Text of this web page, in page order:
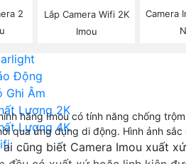
Trọn Bộ
Dùng
Động
Ghi Âm
Lượng 2K
Lượng 4K
2
Lắp Camera Wifi 2K
Imou
Camera
hãng Imou có tính năng chống
qua ứng dụng di động. Hình ảnh
ai cũng biết Camera Imou xuất